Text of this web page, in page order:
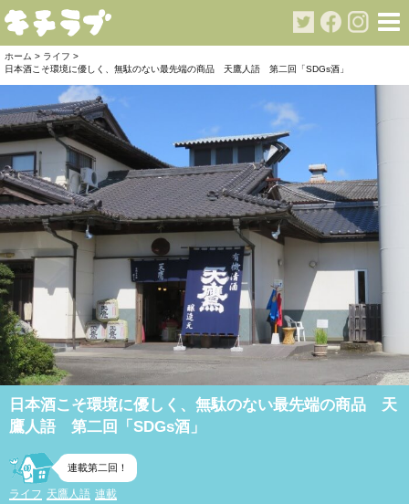
ホーム > ライフ >
日本酒こそ環境に優しく、無駄のない最先端の商品 天鷹人語 第二回「SDGs酒」
日本酒こそ環境に優しく、無駄のない最先端の商品 天
鷹人語 第二回「SDGs酒」
連載第二回！
ライフ 天鷹人語 連載